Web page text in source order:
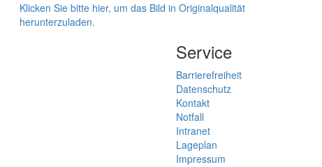
Klicken Sie bitte hier, um das Bild in Originalqualität
herunterzuladen.
Service
Barrierefreiheit
Datenschutz
Kontakt
Notfall
Intranet
Lageplan
Impressum